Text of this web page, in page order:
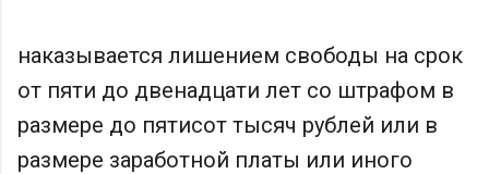
наказывается лишением свободы на срок
от пяти до двенадцати лет со штрафом в
размере до пятисот тысяч рублей или в
размере заработной платы или иного